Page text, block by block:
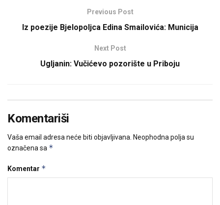
Previous Post
Iz poezije Bjelopoljca Edina Smailovića: Municija
Next Post
Ugljanin: Vučićevo pozorište u Priboju
Komentariši
Vaša email adresa neće biti objavljivana. Neophodna polja su
označena sa *
Komentar *